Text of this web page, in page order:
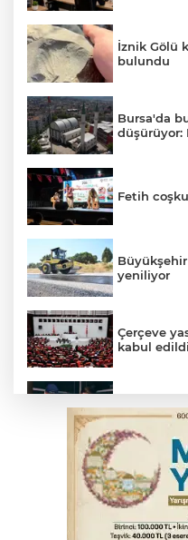
İznik Gölü
bulundu
Bursa'da
düşürüyor:
Fetih
yeniliyor
Çerçeve
kabul edildi
kişi
İnegöl’de
sıçrayan